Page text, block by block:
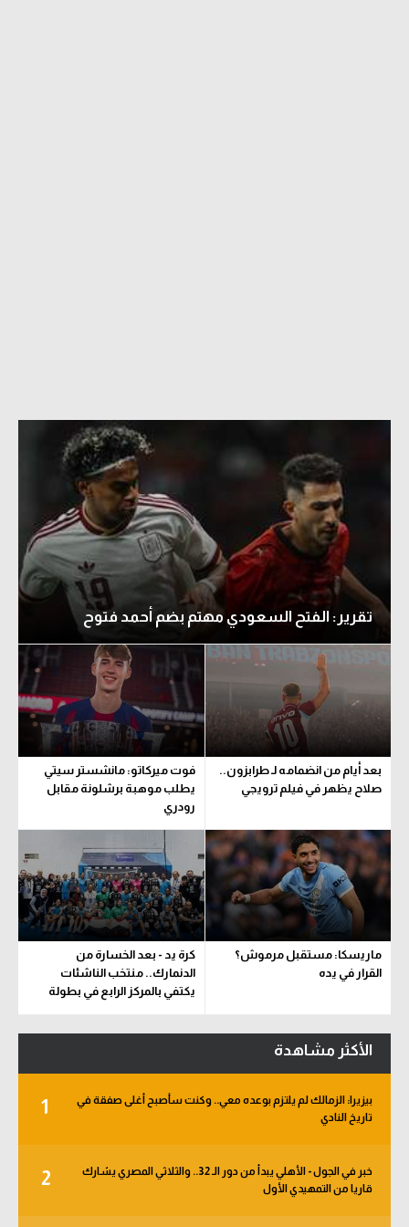
تقرير: الفتح السعودي مهتم بضم أحمد فتوح
بعد أيام من انضمامه لـ طرابزون..
صلاح يظهر في فيلم ترويجي
فوت ميركاتو: مانشستر سيتي
يطلب موهبة برشلونة مقابل
رودري
ماريسكا: مستقبل مرموش؟
القرار في يده
كرة يد - بعد الخسارة من
الدنمارك.. منتخب الناشئات
يكتفي بالمركز الرابع في بطولة
الأكثر مشاهدة
1
بيزيرا: الزمالك لم يلتزم بوعده معي.. وكنت سأصبح أغلى صفقة في
تاريخ النادي
2
خبر في الجول - الأهلي يبدأ من دور الـ 32.. والثلاثي المصري يشارك
قاريا من التمهيدي الأول